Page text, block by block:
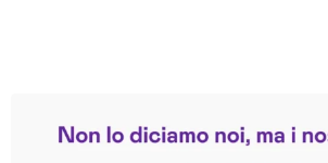
Trustpilot